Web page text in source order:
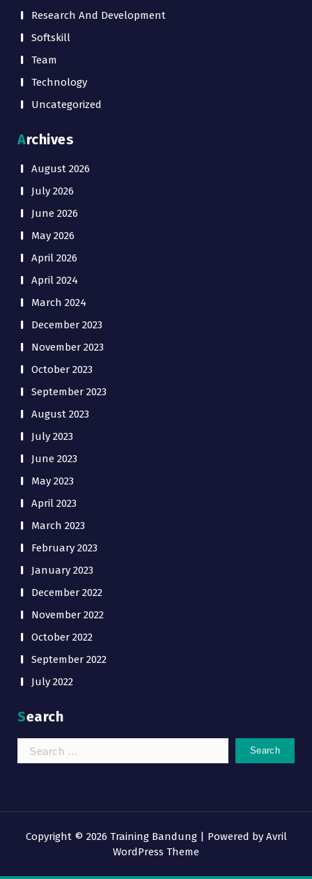
Research And Development
Softskill
Team
Technology
Uncategorized
Archives
August 2026
July 2026
June 2026
May 2026
April 2026
April 2024
March 2024
December 2023
November 2023
October 2023
September 2023
August 2023
July 2023
June 2023
May 2023
April 2023
March 2023
February 2023
January 2023
December 2022
November 2022
October 2022
September 2022
July 2022
Search
Search
for:
Copyright © 2026 Training Bandung | Powered by Avril
WordPress Theme